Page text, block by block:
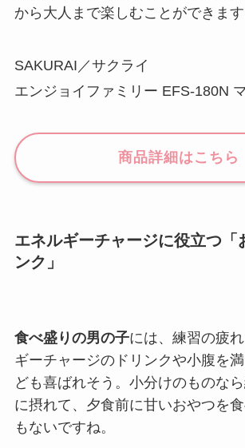
から大人まで楽しむことができます
SAKURAI／サクライ
エンジョイファミリー EFS-180N
商品詳細はこちら
エネルギーチャージに役立つ「
ンク」
食べ盛りの男の子には、練習の疲
ギーチャージのドリンクや小腹を
ども喜ばれそう。小分けのものな
に摂れて、夕食前に甘いおやつを
もないですね。